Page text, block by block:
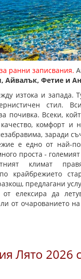
ранни записвания.
Айвалък, Фетие и
изтока и запада.
стил.
почивка. Всеки,
комфорт
заради
е едно от най-
проста -
климат
крайбрежието
предлагани
елексира да
от очарованието
Лято 2026